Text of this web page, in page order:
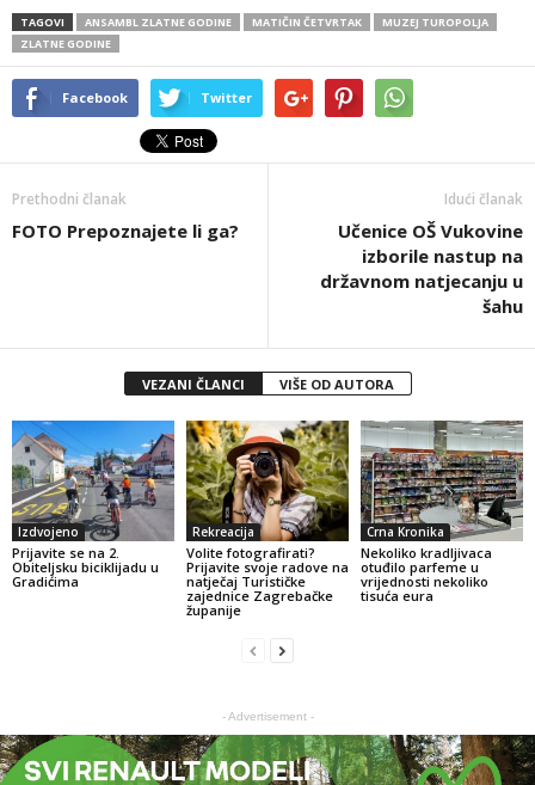
TAGOVI ANSAMBL ZLATNE GODINE MATIČIN ČETVRTAK
MUZEJ TUROPOLJA
ZLATNE GODINE
Facebook Twitter
Prethodni članak
FOTO Prepoznajete li ga?
Idući članak
Učenice OŠ Vukovine
izborile nastup na
državnom natjecanju u
šahu
VEZANI ČLANCI VIŠE OD AUTORA
Izdvojeno
Prijavite se na 2.
Obiteljsku biciklijadu u
Gradićima
Rekreacija
Volite fotografirati?
Prijavite svoje radove na
natječaj Turističke
zajednice Zagrebačke
županije
Crna Kronika
Nekoliko kradljivaca
otuđilo parfeme u
vrijednosti nekoliko
tisuća eura
- Advertisement -